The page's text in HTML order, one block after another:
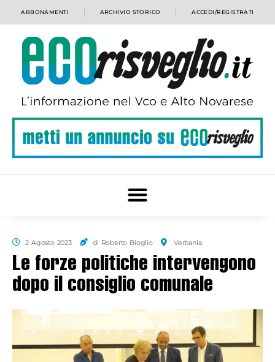
ABBONAMENTI ARCHIVIO STORICO ACCEDI/REGISTRATI
2 Agosto 2023 di Roberto Bioglio Verbania
Le forze politiche intervengono
dopo il consiglio comunale